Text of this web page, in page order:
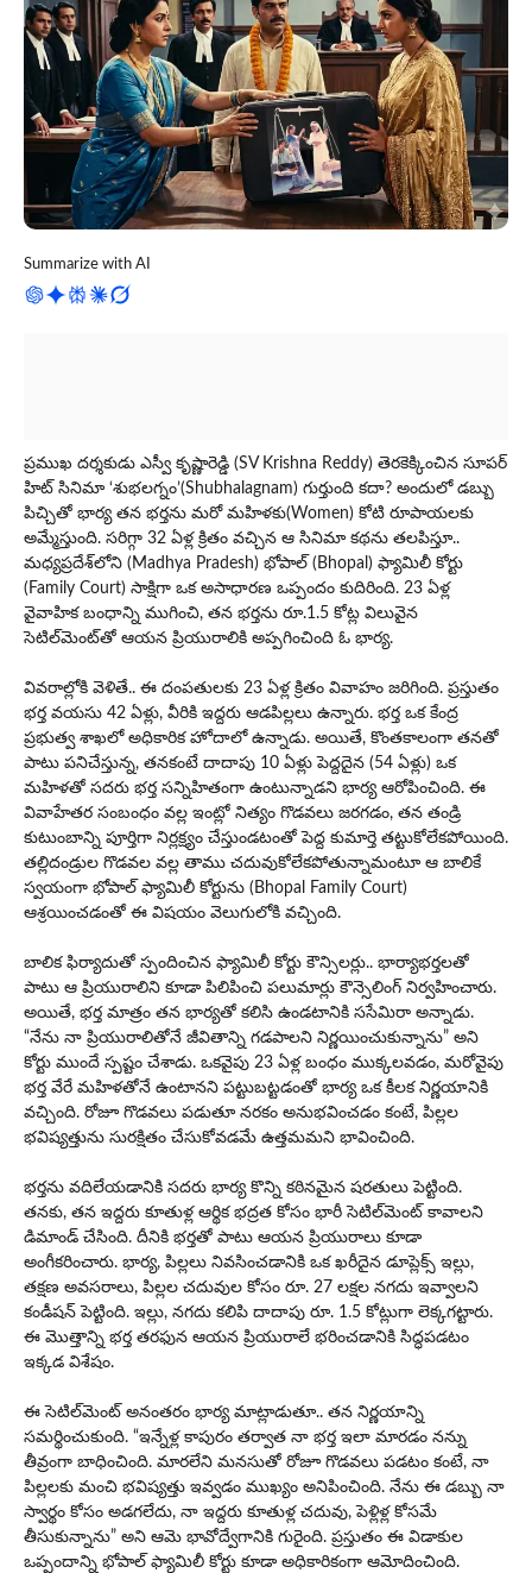
Summarize with AI
ప్రముఖ దర్శకుడు ఎస్వీ కృష్ణారెడ్డి (SV Krishna Reddy) తెరకెక్కించిన సూపర్
హిట్ సినిమా ‘శుభలగ్నం’(Shubhalagnam) గుర్తుంది కదా? అందులో డబ్బు
పిచ్చితో భార్య తన భర్తను మరో మహిళకు(Women) కోటి రూపాయలకు
అమ్మేస్తుంది. సరిగ్గా 32 ఏళ్ల క్రితం వచ్చిన ఆ సినిమా కథను తలపిస్తూ..
మ‌ధ్య‌ప్ర‌దేశ్‌లోని (Madhya Pradesh) భోపాల్ (Bhopal) ఫ్యామిలీ కోర్టు
(Family Court) సాక్షిగా ఒక అసాధారణ ఒప్పందం కుదిరింది. 23 ఏళ్ల
వైవాహిక బంధాన్ని ముగించి, తన భర్తను రూ.1.5 కోట్ల విలువైన
సెటిల్‌మెంట్‌తో ఆయన ప్రియురాలికి అప్పగించింది ఓ భార్య.
వివరాల్లోకి వెళితే.. ఈ దంపతులకు 23 ఏళ్ల క్రితం వివాహం జరిగింది. ప్రస్తుతం
భర్త వయసు 42 ఏళ్లు, వీరికి ఇద్దరు ఆడపిల్లలు ఉన్నారు. భర్త ఒక కేంద్ర
ప్రభుత్వ శాఖలో అధికారిక హోదాలో ఉన్నాడు. అయితే, కొంతకాలంగా తనతో
పాటు పనిచేస్తున్న, తనకంటే దాదాపు 10 ఏళ్లు పెద్దదైన (54 ఏళ్లు) ఒక
మహిళతో సదరు భర్త సన్నిహితంగా ఉంటున్నాడని భార్య ఆరోపించింది. ఈ
వివాహేతర సంబంధం వల్ల ఇంట్లో నిత్యం గొడవలు జరగడం, తన తండ్రి
కుటుంబాన్ని పూర్తిగా నిర్లక్ష్యం చేస్తుండటంతో పెద్ద కుమార్తె తట్టుకోలేకపోయింది.
తల్లిదండ్రుల గొడవల వల్ల తాము చదువుకోలేకపోతున్నామంటూ ఆ బాలికే
స్వయంగా భోపాల్ ఫ్యామిలీ కోర్టును (Bhopal Family Court)
ఆశ్రయించడంతో ఈ విషయం వెలుగులోకి వచ్చింది.
బాలిక ఫిర్యాదుతో స్పందించిన ఫ్యామిలీ కోర్టు కౌన్సిలర్లు.. భార్యాభర్తలతో
పాటు ఆ ప్రియురాలిని కూడా పిలిపించి పలుమార్లు కౌన్సెలింగ్ నిర్వహించారు.
అయితే, భర్త మాత్రం తన భార్యతో కలిసి ఉండటానికి ససేమిరా అన్నాడు.
“నేను నా ప్రియురాలితోనే జీవితాన్ని గడపాలని నిర్ణయించుకున్నాను” అని
కోర్టు ముందే స్పష్టం చేశాడు. ఒకవైపు 23 ఏళ్ల బంధం ముక్కలవడం, మరోవైపు
భర్త వేరే మహిళతోనే ఉంటానని పట్టుబట్టడంతో భార్య ఒక కీలక నిర్ణయానికి
వచ్చింది. రోజూ గొడవలు పడుతూ నరకం అనుభవించడం కంటే, పిల్లల
భవిష్యత్తును సురక్షితం చేసుకోవడమే ఉత్తమమని భావించింది.
భర్తను వదిలేయడానికి సదరు భార్య కొన్ని కఠినమైన షరతులు పెట్టింది.
తనకు, తన ఇద్దరు కూతుళ్ల ఆర్థిక భద్రత కోసం భారీ సెటిల్‌మెంట్ కావాలని
డిమాండ్ చేసింది. దీనికి భర్తతో పాటు ఆయన ప్రియురాలు కూడా
అంగీకరించారు. భార్య, పిల్లలు నివసించడానికి ఒక ఖరీదైన డూప్లెక్స్ ఇల్లు,
తక్షణ అవసరాలు, పిల్లల చదువుల కోసం రూ. 27 లక్షల నగదు ఇవ్వాల‌ని
కండీష‌న్ పెట్టింది. ఇల్లు, నగదు కలిపి దాదాపు రూ. 1.5 కోట్లుగా లెక్కగట్టారు.
ఈ మొత్తాన్ని భర్త తరఫున ఆయన ప్రియురాలే భరించడానికి సిద్ధపడటం
ఇక్కడ విశేషం.
ఈ సెటిల్‌మెంట్ అనంతరం భార్య మాట్లాడుతూ.. తన నిర్ణయాన్ని
సమర్థించుకుంది. “ఇన్నేళ్ల కాపురం తర్వాత నా భర్త ఇలా మారడం నన్ను
తీవ్రంగా బాధించింది. మారలేని మనసుతో రోజూ గొడవలు పడటం కంటే, నా
పిల్లలకు మంచి భవిష్యత్తు ఇవ్వడం ముఖ్యం అనిపించింది. నేను ఈ డబ్బు నా
స్వార్థం కోసం అడగలేదు, నా ఇద్దరు కూతుళ్ల చదువు, పెళ్లిళ్ల కోసమే
తీసుకున్నాను” అని ఆమె భావోద్వేగానికి గురైంది. ప్రస్తుతం ఈ విడాకుల
ఒప్పందాన్ని భోపాల్ ఫ్యామిలీ కోర్టు కూడా అధికారికంగా ఆమోదించింది.